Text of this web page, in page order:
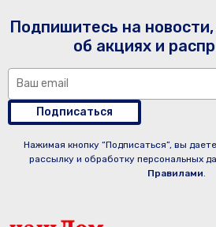
Подпишитесь на
об акциях и
Подписаться
Нажимая кнопку “Подписаться”, вы
рассылку и обработку персональных
Правилами.